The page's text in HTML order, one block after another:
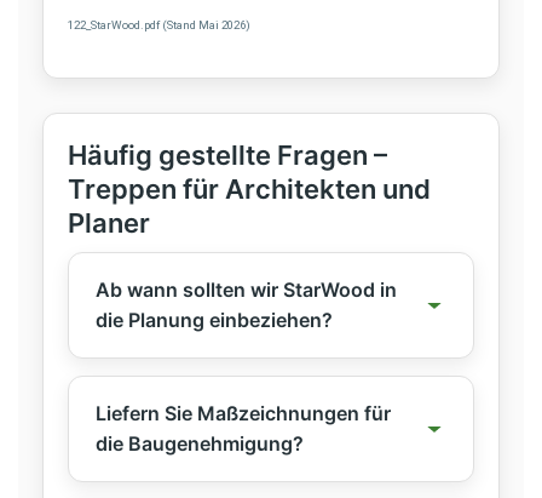
122_StarWood.pdf (Stand Mai 2026)
Häufig gestellte Fragen –
Treppen für Architekten und
Planer
Ab wann sollten wir StarWood in
die Planung einbeziehen?
Liefern Sie Maßzeichnungen für
die Baugenehmigung?